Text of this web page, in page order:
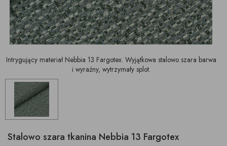
Intrygujący materiał Nebbia 13 Fargotex. Wyjątkowa stalowo szara barwa
i wyraźny, wytrzymały splot.
Stalowo szara tkanina Nebbia 13 Fargotex